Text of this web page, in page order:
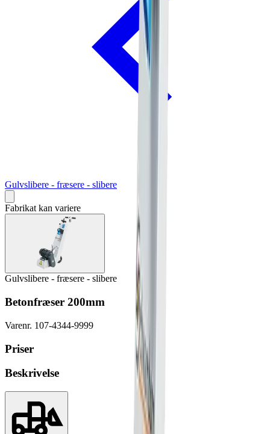
Gulvslibere - fræsere - slibere
Fabrikat kan variere
Gulvslibere - fræsere - slibere
Betonfræser 200mm
Varenr. 107-4344-9999
Priser
Beskrivelse